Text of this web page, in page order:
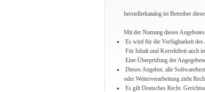
herstellerkatalog ist Betreiber
Mit der Nutzung dieses
Es wird für die Verfügbarkeit des
Für Inhalt und Korrektheit auch
Eine Überprüfung der
Dieses Angebot, alle
oder Weiterverarbeitung zieht
Es gilt Deutsches Recht.